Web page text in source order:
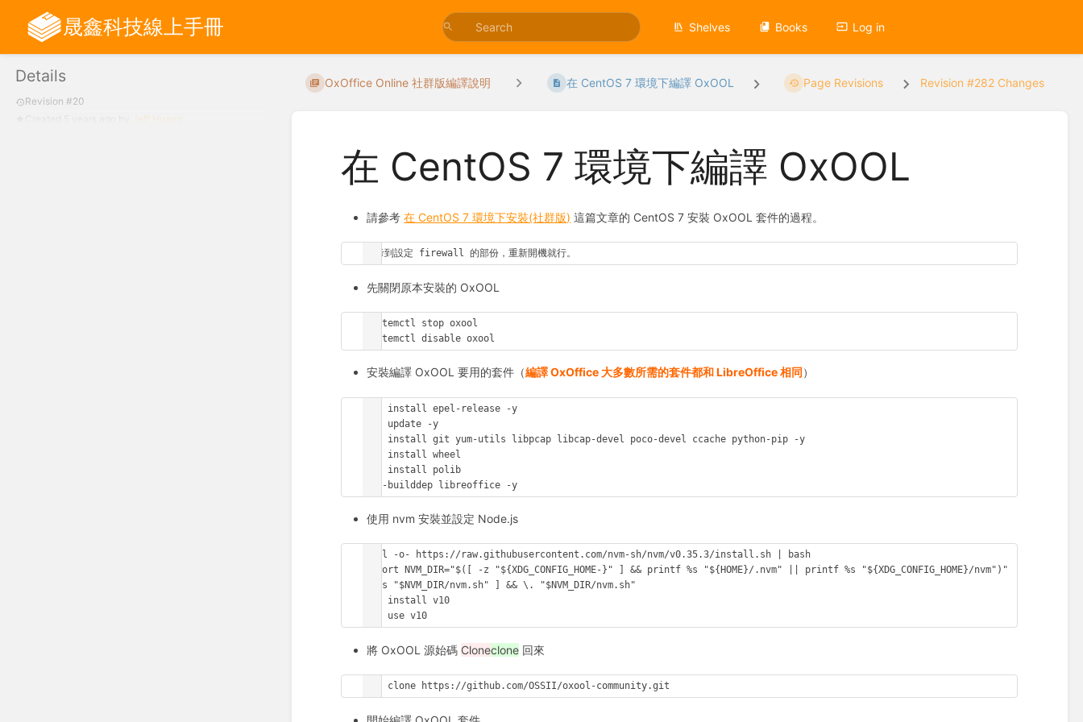
晟鑫科技線上手冊 Shelves Books Log in
Details
Revision #20
Jeff Huang
OxOffice Online 社群版編譯說明 在 CentOS 7 環境下編譯 OxOOL Page Revisions Revision #282 Changes
在 CentOS 7 環境下編譯 OxOOL
請參考在 CentOS 7 環境下安裝(社群版) 這篇文章的 CentOS 7 安裝 OxOOL 套件的過程。
參考到設定 firewall 的部份，重新開機就行。
先關閉原本安裝的 OxOOL
systemctl stop oxool
systemctl disable oxool
安裝編譯 OxOOL 要用的套件（編譯 OxOffice 大多數所需的套件都和 LibreOffice 相同）
yum install epel-release -y
yum update -y
yum install git yum-utils libpcap libcap-devel poco-devel ccache python-pip -y
pip install wheel
pip install polib
yum-builddep libreoffice -y
使用 nvm 安裝並設定 Node.js
curl -o- https://raw.githubusercontent.com/nvm-sh/nvm/v0.35.3/install.sh | bash
export NVM_DIR="$([ -z "${XDG_CONFIG_HOME-}" ] && printf %s "${HOME}/.nvm" || printf %s "${XDG_CONFIG_HOME}/nvm")"
[ -s "$NVM_DIR/nvm.sh" ] && \. "$NVM_DIR/nvm.sh"
nvm install v10
nvm use v10
將 OxOOL 源始碼 Cloneclone 回來
git clone https://github.com/OSSII/oxool-community.git